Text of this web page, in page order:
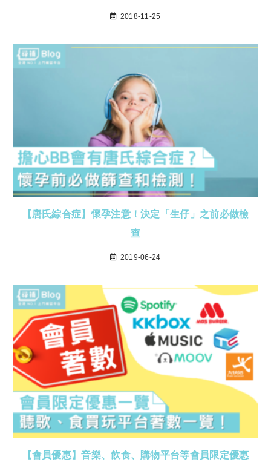
2018-11-25
【唐氏綜合症】懷孕注意！決定「生仔」之前必做檢
查
2019-06-24
【會員優惠】音樂、飲食、購物平台等會員限定優惠